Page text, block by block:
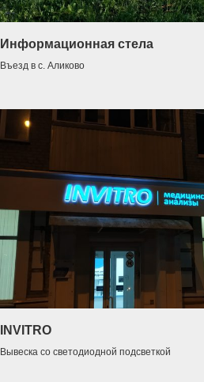
Информационная стела
Въезд в с. Аликово
INVITRO
Вывеска со светодиодной подсветкой